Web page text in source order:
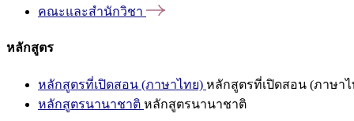
คณะและสำนักวิชา
หลักสูตร
หลักสูตรที่เปิดสอน (ภาษาไทย) หลักสูตรที่เปิดสอน (ภาษาไ
หลักสูตรนานาชาติ หลักสูตรนานาชาติ